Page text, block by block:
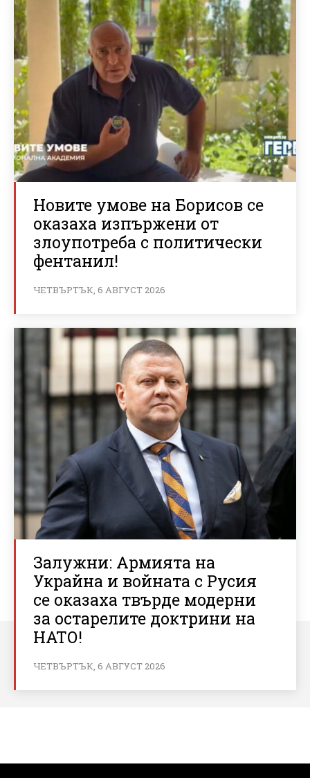
Новите умове на Борисов се
оказаха изпържени от
злоупотреба с политически
фентанил!
ЧЕТВЪРТЪК, 6 АВГУСТ 2026
Залужни: Армията на
Украйна и войната с Русия
се оказаха твърде модерни
за остарелите доктрини на
НАТО!
ЧЕТВЪРТЪК, 6 АВГУСТ 2026